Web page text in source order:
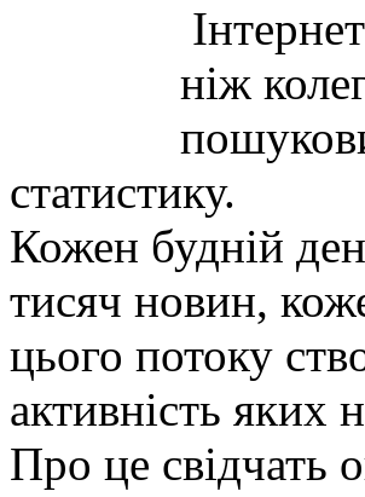
ніж
статистику.
Кожен будній
тисяч новин,
цього потоку
активність яких
Про це свідчать